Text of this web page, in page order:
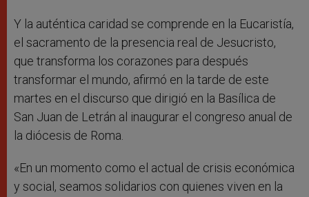
Y la auténtica caridad se comprende en la Eucaristía,
el sacramento de la presencia real de Jesucristo,
que transforma los corazones para después
transformar el mundo, afirmó en la tarde de este
martes en el discurso que dirigió en la Basílica de
San Juan de Letrán al inaugurar el congreso anual de
la diócesis de Roma.
«En un momento como el actual de crisis económica
y social, seamos solidarios con quienes viven en la